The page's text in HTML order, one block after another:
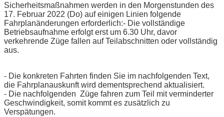
Sicherheitsmaßnahmen werden in den Morgenstunden des
17. Februar 2022 (Do) auf einigen Linien folgende
Fahrplanänderungen erforderlich:- Die vollständige
Betriebsaufnahme erfolgt erst um 6.30 Uhr, davor
verkehrende Züge fallen auf Teilabschnitten oder vollständig
aus.
- Die konkreten Fahrten finden Sie im nachfolgenden Text,
die Fahrplanauskunft wird dementsprechend aktualisiert.
- Die nachfolgenden Züge fahren zum Teil mit verminderter
Geschwindigkeit, somit kommt es zusätzlich zu
Verspätungen.